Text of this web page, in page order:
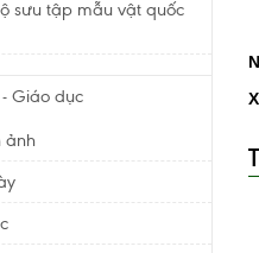
sưu tập mẫu vật quốc
Giáo dục
ảnh